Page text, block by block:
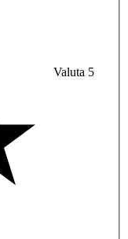
Valuta 5